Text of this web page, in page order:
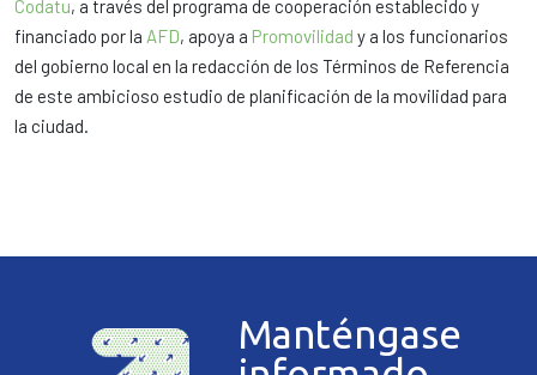
Codatu, a través del programa de cooperación establecido y
financiado por la AFD, apoya a Promovilidad y a los funcionarios
del gobierno local en la redacción de los Términos de Referencia
de este ambicioso estudio de planificación de la movilidad para
la ciudad.
Manténgase